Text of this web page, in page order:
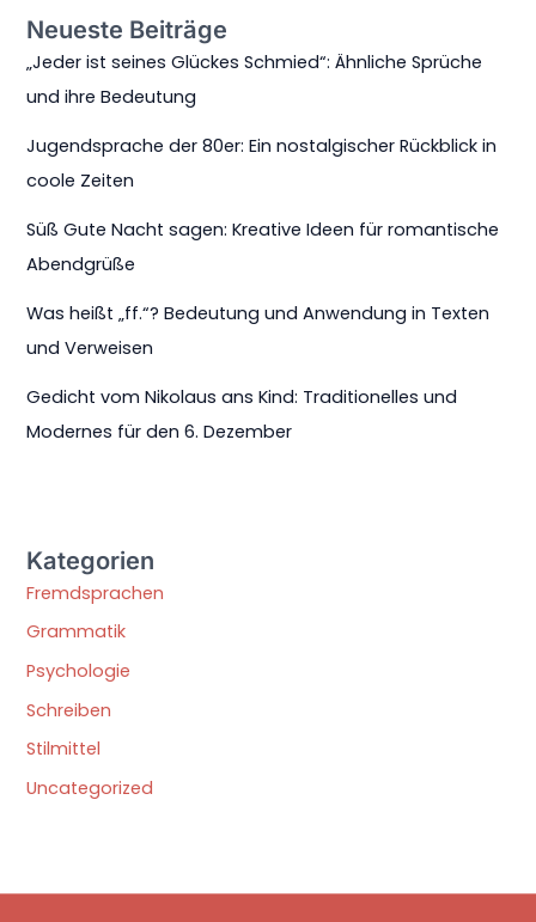
Neueste Beiträge
„Jeder ist seines Glückes Schmied“: Ähnliche Sprüche
und ihre Bedeutung
Jugendsprache der 80er: Ein nostalgischer Rückblick in
coole Zeiten
Süß Gute Nacht sagen: Kreative Ideen für romantische
Abendgrüße
Was heißt „ff.“? Bedeutung und Anwendung in Texten
und Verweisen
Gedicht vom Nikolaus ans Kind: Traditionelles und
Modernes für den 6. Dezember
Kategorien
Fremdsprachen
Grammatik
Psychologie
Schreiben
Stilmittel
Uncategorized